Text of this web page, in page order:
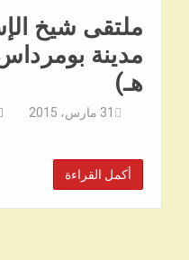
ملتقى شيخ
هـ)
31 مارس، 2015
أكمل القراءة